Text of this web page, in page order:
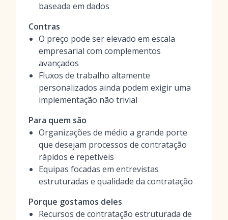
baseada em dados
Contras
O preço pode ser elevado em escala
empresarial com complementos
avançados
Fluxos de trabalho altamente
personalizados ainda podem exigir uma
implementação não trivial
Para quem são
Organizações de médio a grande porte
que desejam processos de contratação
rápidos e repetíveis
Equipas focadas em entrevistas
estruturadas e qualidade da contratação
Porque gostamos deles
Recursos de contratação estruturada de